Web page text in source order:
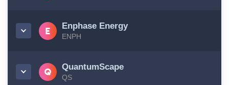
Enphase Energy
ENPH
QuantumScape
QS